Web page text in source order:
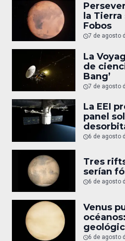
la Tierra
Fobos
7 de agosto
La
de
Bang’
7 de agosto
La EEI
panel
6 de agosto
Tres
serían
6 de agosto
Venus
6 de agosto